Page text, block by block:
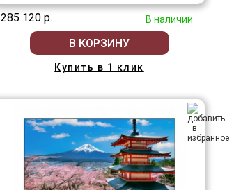
285 120 р. В наличии
В КОРЗИНУ
Купить в 1 клик